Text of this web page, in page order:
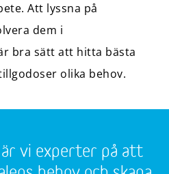
Att lyssna på
dem i
bra sätt att hitta bästa
olika behov.
är vi experter på att